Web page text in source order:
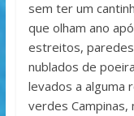
sem ter um
que olham ano
estreitos,
nublados de
levados a alguma
verdes Campinas,